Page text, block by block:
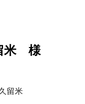
米様
留米